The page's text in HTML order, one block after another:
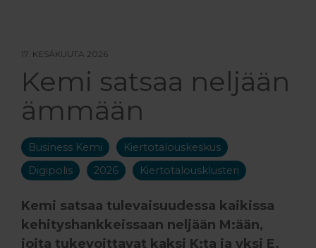
17. KESÄKUUTA 2026
Kemi satsaa neljään
ämmään
Business Kemi
Kiertotalouskeskus
Digipolis
2026 Kiertotalousklusteri
Kemi satsaa tulevaisuudessa kaikissa
kehityshankkeissaan neljään M:ään,
joita tukevoittavat kaksi K:ta ja yksi E.